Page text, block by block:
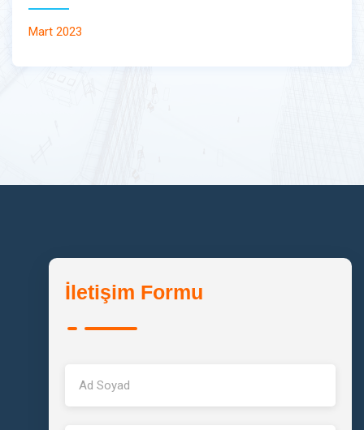
Mart 2023
İletişim Formu